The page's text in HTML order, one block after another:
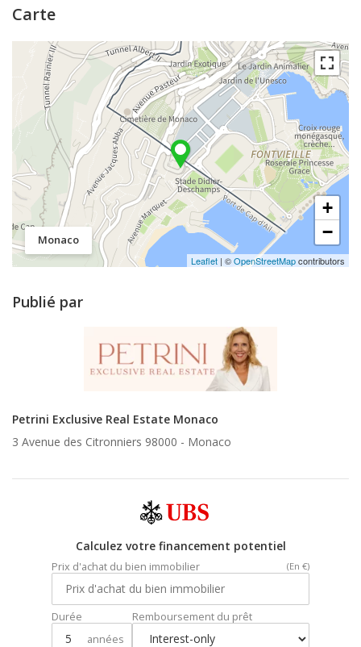
Carte
Monaco
+
−
Leaflet | ©OpenStreetMapcontributors
Publié par
Petrini Exclusive Real Estate Monaco
3 Avenue des Citronniers 98000 - Monaco
Calculez votre financement potentiel
Prix d'achat du bien immobilier (En €)
Durée
années
Remboursement du prêt